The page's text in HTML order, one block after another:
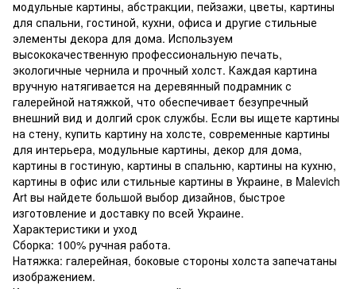
модульные картины, абстракции, пейзажи, цветы, картины
для спальни, гостиной, кухни, офиса и другие стильные
элементы декора для дома. Используем
высококачественную профессиональную печать,
экологичные чернила и прочный холст. Каждая картина
вручную натягивается на деревянный подрамник с
галерейной натяжкой, что обеспечивает безупречный
внешний вид и долгий срок службы. Если вы ищете картины
на стену, купить картину на холсте, современные картины
для интерьера, модульные картины, декор для дома,
картины в гостиную, картины в спальню, картины на кухню,
картины в офис или стильные картины в Украине, в Malevich
Art вы найдете большой выбор дизайнов, быстрое
изготовление и доставку по всей Украине.
Характеристики и уход
Сборка: 100% ручная работа.
Натяжка: галерейная, боковые стороны холста запечатаны
изображением.